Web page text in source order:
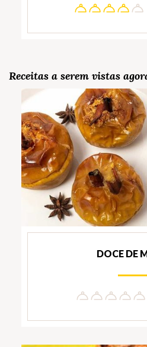
Receitas a serem vistas
DOCE DE